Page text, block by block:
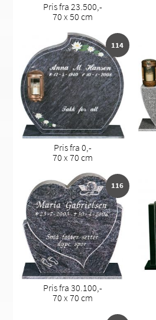
Pris fra 23.500,-
70 x 50 cm
114
Pris fra 0,-
70 x 70 cm
116
Pris fra 30.100,-
70 x 70 cm